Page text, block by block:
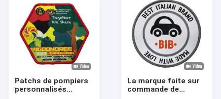
Produits
A propos de nous
Visite d'usine
Patchs de pompiers
personnalisés
La marque faite sur
commande de